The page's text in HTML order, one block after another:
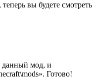
вы будете смотреть
данный мод, и
Готово!